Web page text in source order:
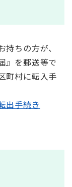
ちの方が、
』を郵送等で
町村に転入手
出手続き